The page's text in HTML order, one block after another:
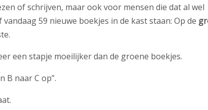
of schrijven, maar ook voor mensen die dat al wel
59 nieuwe boekjes in de kast staan: Op de
een stapje moeilijker dan de groene boekjes.
B naar C op”.